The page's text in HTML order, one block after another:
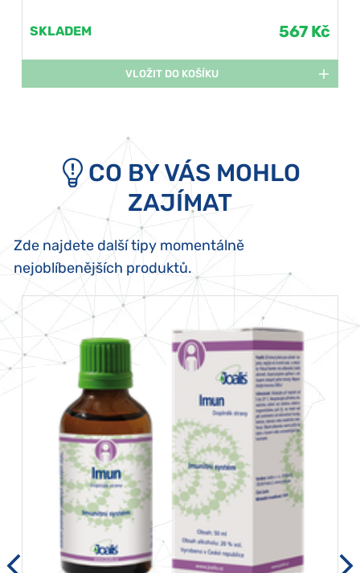
SKLADEM 567 Kč
VLOŽIT DO KOŠÍKU
CO BY VÁS MOHLO
ZAJÍMAT
Zde najdete další tipy momentálně
nejoblíbenějších produktů.